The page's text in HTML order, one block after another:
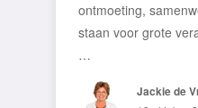
ontmoeting,
staan voor grote
…
Jackie de